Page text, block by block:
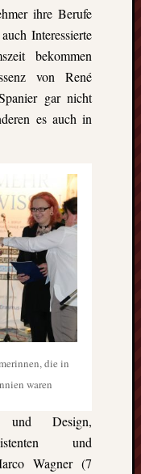
ihre Berufe
Interessierte
bekommen
von René
gar nicht
es auch in
die in
waren
und Design,
und
Wagner (7